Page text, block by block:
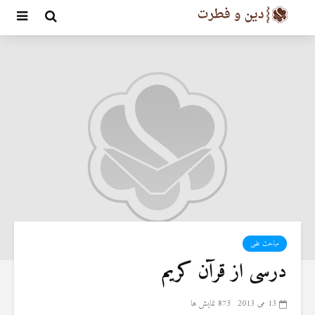
مباحث علمی
درسی از قرآن کریم
13 می 2013 873 نمایش ها